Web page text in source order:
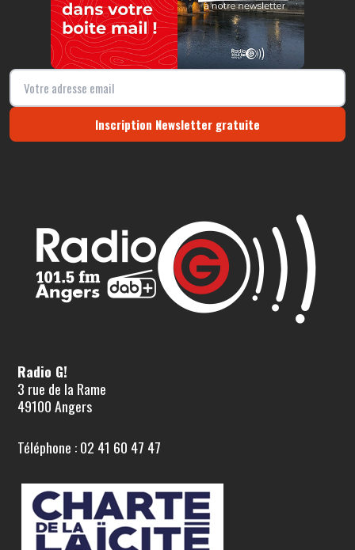
Inscription Newsletter gratuite
Radio G!
3 rue de la Rame
49100 Angers
Téléphone : 02 41 60 47 47